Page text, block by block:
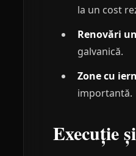
la un cost
Renovări
galvanică.
Zone cu
importantă.
Execuție